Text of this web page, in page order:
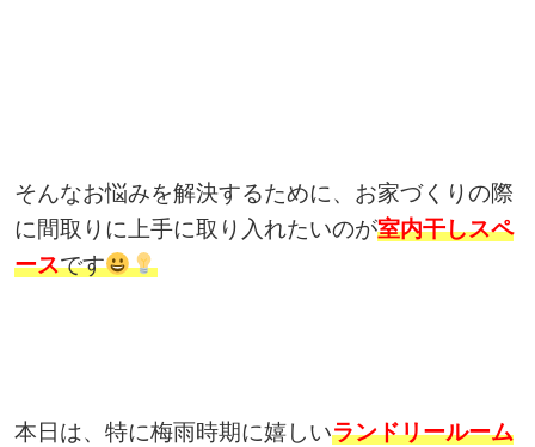
そんなお悩みを解決するために、お家づくりの際
に間取りに上手に取り入れたいのが室内干しスペ
ースです
本日は、特に梅雨時期に嬉しいランドリールーム